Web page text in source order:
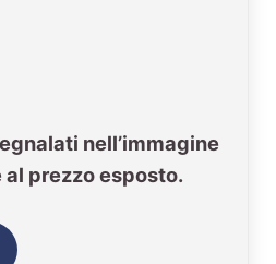
nell’immagine
prezzo esposto.